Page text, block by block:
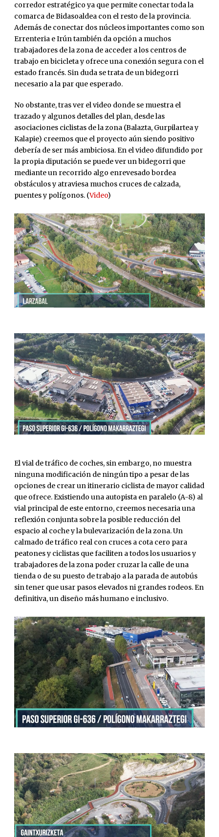
corredor estratégico ya que permite conectar toda la
comarca de Bidasoaldea con el resto de la provincia.
Además de conectar dos núcleos importantes como son
Errenteria e Irún también da opción a muchos
trabajadores de la zona de acceder a los centros de
trabajo en bicicleta y ofrece una conexión segura con el
estado francés. Sin duda se trata de un bidegorri
necesario a la par que esperado.
No obstante, tras ver el video donde se muestra el
trazado y algunos detalles del plan, desde las
asociaciones ciclistas de la zona (Balazta, Gurpilartea y
Kalapie) creemos que el proyecto aún siendo positivo
debería de ser más ambiciosa. En el video difundido por
la propia diputación se puede ver un bidegorri que
mediante un recorrido algo enrevesado bordea
obstáculos y atraviesa muchos cruces de calzada,
puentes y polígonos. (Video)
El vial de tráfico de coches, sin embargo, no muestra
ninguna modificación de ningún tipo a pesar de las
opciones de crear un itinerario ciclista de mayor calidad
que ofrece. Existiendo una autopista en paralelo (A-8) al
vial principal de este entorno, creemos necesaria una
reflexión conjunta sobre la posible reducción del
espacio al coche y la bulevarización de la zona. Un
calmado de tráfico real con cruces a cota cero para
peatones y ciclistas que faciliten a todos los usuarios y
trabajadores de la zona poder cruzar la calle de una
tienda o de su puesto de trabajo a la parada de autobús
sin tener que usar pasos elevados ni grandes rodeos. En
definitiva, un diseño más humano e inclusivo.